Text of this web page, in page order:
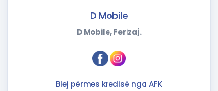
D Mobile
D Mobile, Ferizaj.
Blej përmes kredisë nga AFK